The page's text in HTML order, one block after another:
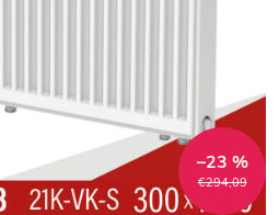
€294,09
–23 %